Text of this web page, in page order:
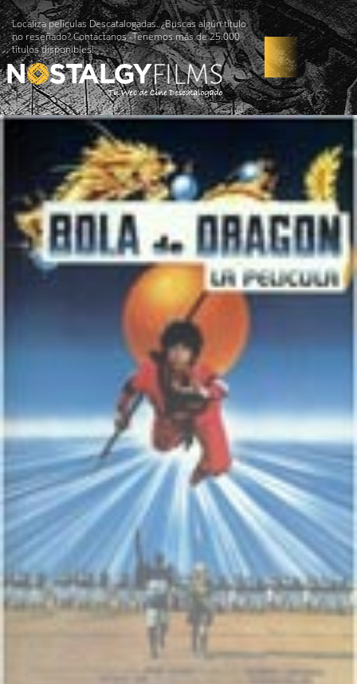
Localiza películas Descatalogadas. ¿Buscas algún título
no reseñado? Contáctanos -Tenemos más de 25.000
títulos disponibles!